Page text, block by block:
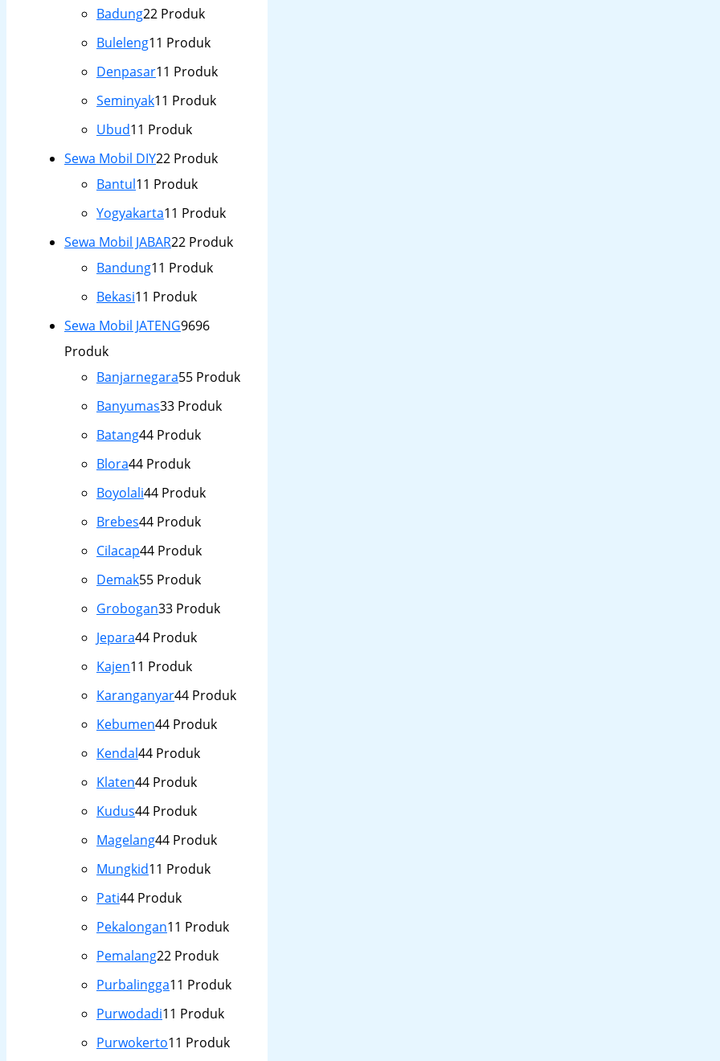
Badung22 Produk
Buleleng11 Produk
Denpasar11 Produk
Seminyak11 Produk
Ubud11 Produk
Sewa Mobil DIY22 Produk
Bantul11 Produk
Yogyakarta11 Produk
Sewa Mobil JABAR22 Produk
Bandung11 Produk
Bekasi11 Produk
Sewa Mobil JATENG9696
Produk
Banjarnegara55 Produk
Banyumas33 Produk
Batang44 Produk
Blora44 Produk
Boyolali44 Produk
Brebes44 Produk
Cilacap44 Produk
Demak55 Produk
Grobogan33 Produk
Jepara44 Produk
Kajen11 Produk
Karanganyar44 Produk
Kebumen44 Produk
Kendal44 Produk
Klaten44 Produk
Kudus44 Produk
Magelang44 Produk
Mungkid11 Produk
Pati44 Produk
Pekalongan11 Produk
Pemalang22 Produk
Purbalingga11 Produk
Purwodadi11 Produk
Purwokerto11 Produk